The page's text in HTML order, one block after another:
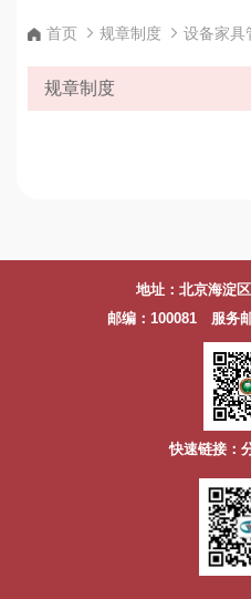
首页 规章制度 设备家具
规章制度
地址：北京海淀
邮编：100081 服务
快速链接：